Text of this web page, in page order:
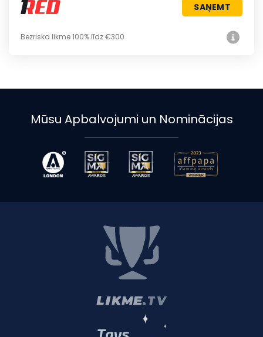
SAŅEMT
Bezriska likme 100% līdz €300
Mūsu Apbalvojumi un Nominācijas